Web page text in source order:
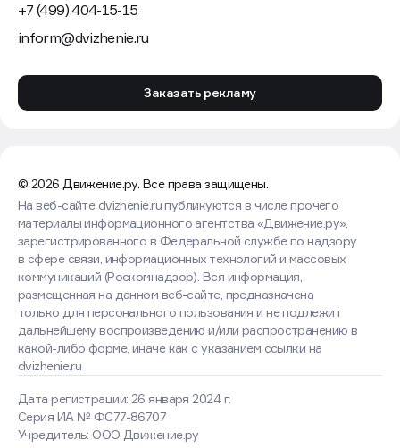
+7 (499) 404-15-15
inform@dvizhenie.ru
Заказать рекламу
© 2026 Движение.ру. Все права защищены.
Дата регистрации: 26 января 2024 г.
Серия ИА № ФС77-86707
Учредитель: ООО Движение.ру
На веб-сайте dvizhenie.ru публикуются в числе прочего
материалы информационного агентства «Движение.ру»,
зарегистрированного в Федеральной службе по надзору
в сфере связи, информационных технологий и массовых
коммуникаций (Роскомнадзор). Вся информация,
размещенная на данном веб-сайте, предназначена
только для персонального пользования и не подлежит
дальнейшему воспроизведению и/или распространению в
какой-либо форме, иначе как с указанием ссылки на
dvizhenie.ru